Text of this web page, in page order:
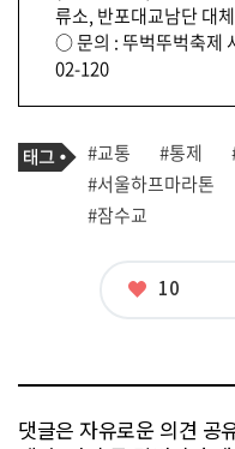
류소, 반포대교남단 대
○ 문의 : 뚜벅뚜벅축제
02-120
기
사
관
련
태
태
그
#교통 #통제
#서울하프마라톤
#잠수교
좋
10
댓글은 자유로운 의견 공